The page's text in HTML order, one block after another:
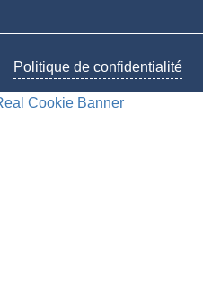
Politique de confidentialité
Cookie Banner